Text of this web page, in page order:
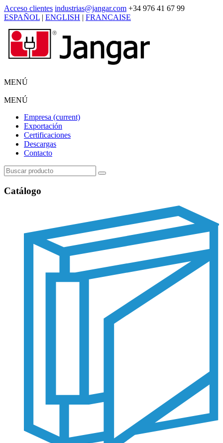
Acceso clientes industrias@jangar.com +34 976 41 67 99
ESPAÑOL | ENGLISH | FRANCAISE
MENÚ
MENÚ
Empresa (current)
Exportación
Certificaciones
Descargas
Contacto
Catálogo